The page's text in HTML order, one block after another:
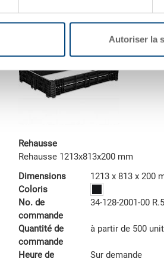
Autoriser la
Rehausse
Rehausse 1213x813x200 mm
Dimensions
1213 x 813 x 200
Coloris
No. de
commande
34-128-2001-00
Quantité de
commande
à partir de 500
Heure de
Sur demande